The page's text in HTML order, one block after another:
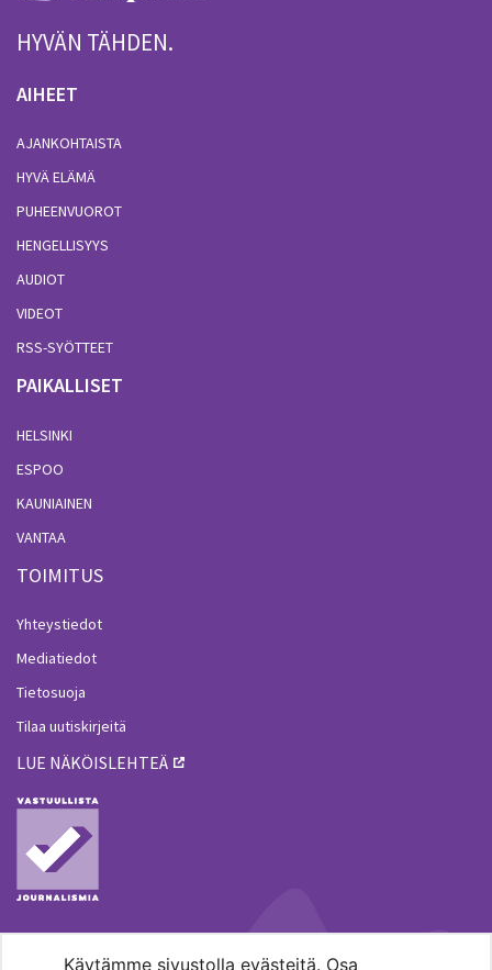
Käytämme sivustolla evästeitä. Osa
HYVÄN TÄHDEN.
AIHEET
AJANKOHTAISTA
HYVÄ ELÄMÄ
PUHEENVUOROT
HENGELLISYYS
AUDIOT
VIDEOT
RSS-SYÖTTEET
PAIKALLISET
HELSINKI
ESPOO
KAUNIAINEN
VANTAA
TOIMITUS
Yhteystiedot
Mediatiedot
Tietosuoja
Tilaa uutiskirjeitä
LUE NÄKÖISLEHTEÄ